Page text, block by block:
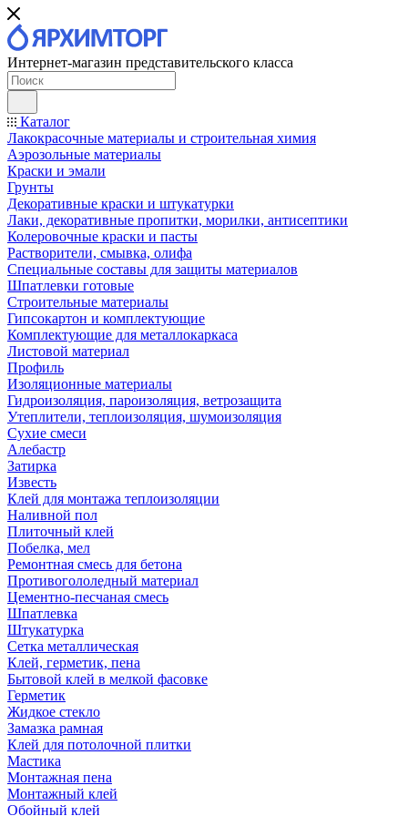
Интернет-магазин представительского класса
Каталог
Лакокрасочные материалы и строительная химия
Аэрозольные материалы
Краски и эмали
Грунты
Декоративные краски и штукатурки
Лаки, декоративные пропитки, морилки, антисептики
Колеровочные краски и пасты
Растворители, смывка, олифа
Специальные составы для защиты материалов
Шпатлевки готовые
Строительные материалы
Гипсокартон и комплектующие
Комплектующие для металлокаркаса
Листовой материал
Профиль
Изоляционные материалы
Гидроизоляция, пароизоляция, ветрозащита
Утеплители, теплоизоляция, шумоизоляция
Сухие смеси
Алебастр
Затирка
Известь
Клей для монтажа теплоизоляции
Наливной пол
Плиточный клей
Побелка, мел
Ремонтная смесь для бетона
Противогололедный материал
Цементно-песчаная смесь
Шпатлевка
Штукатурка
Сетка металлическая
Клей, герметик, пена
Бытовой клей в мелкой фасовке
Герметик
Жидкое стекло
Замазка рамная
Клей для потолочной плитки
Мастика
Монтажная пена
Монтажный клей
Обойный клей